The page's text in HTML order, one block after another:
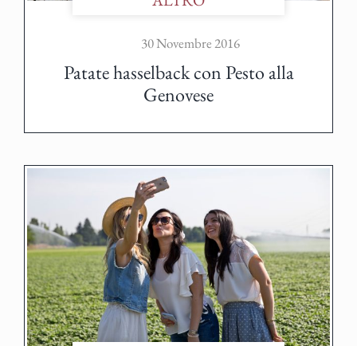
30 Novembre 2016
Patate hasselback con Pesto alla
Genovese